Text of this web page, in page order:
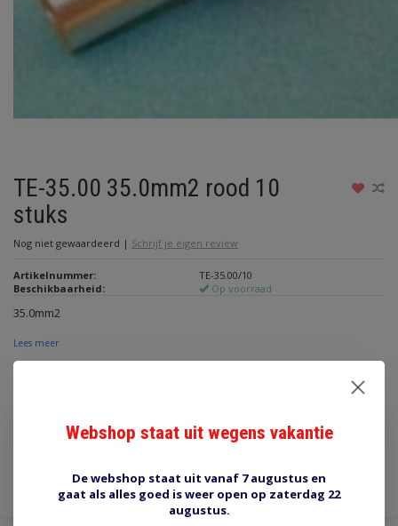
TE-35.00 35.0mm2 rood 10
stuks
Nog niet gewaardeerd | Schrijf je eigen review
Artikelnummer:
TE-35.00/10
Beschikbaarheid:
Op voorraad
35.0mm2
Lees meer
Webshop staat uit wegens vakantie
De webshop staat uit vanaf 7 augustus en
gaat als alles goed is weer open op zaterdag 22
augustus.